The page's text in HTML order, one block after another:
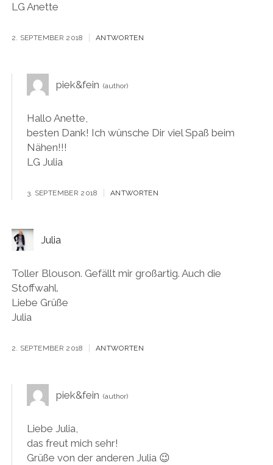
LG Anette
2. SEPTEMBER 2018 ANTWORTEN
piek&fein
Hallo Anette,
besten Dank! Ich wünsche Dir viel Spaß beim
Nähen!!!
LG Julia
3. SEPTEMBER 2018 ANTWORTEN
Julia
Toller Blouson. Gefällt mir großartig. Auch die
Stoffwahl.
Liebe Grüße
Julia
2. SEPTEMBER 2018 ANTWORTEN
piek&fein
Liebe Julia,
das freut mich sehr!
Grüße von der anderen Julia 😉